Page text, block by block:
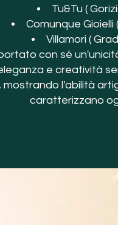
Tu&Tu (
Comunque Gioielli
Villamori (
con sé
e creatività
mostrando l'abilità
caratterizzano